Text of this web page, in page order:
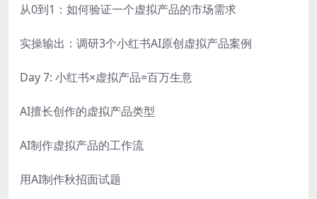
从0到1：如何验证一个虚拟产品的市场需求
实操输出：调研3个小红书AI原创虚拟产品案例
Day 7: 小红书×虚拟产品=百万生意
AI擅长创作的虚拟产品类型
AI制作虚拟产品的工作流
用AI制作秋招面试题